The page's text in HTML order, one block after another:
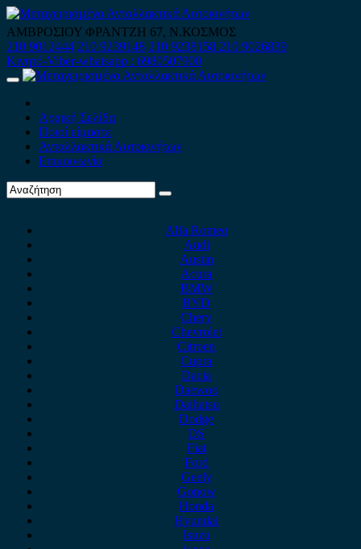
Skip
to
content
ΑΜΒΡΟΣΙΟΥ ΦΡΑΝΤΖΗ 67, Ν.ΚΟΣΜΟΣ
210 9012444 210 9239148 210 9238158 210 9026839
Κινητό-Viber-whatsapp : 6980507900
Primary
Αρχική Σελίδα
Ποιοί είμαστε
Ανταλλακτικά Αυτοκινήτων
Επικοινωνία
Alfa Romeo
Audi
Austin
Acura
BMW
BYD
Chery
Chevrolet
Citroen
Cupra
Dacia
Daewoo
Daihatsu
Dodge
DS
Fiat
Ford
Geely
Gonow
Honda
Hyundai
Isuzu